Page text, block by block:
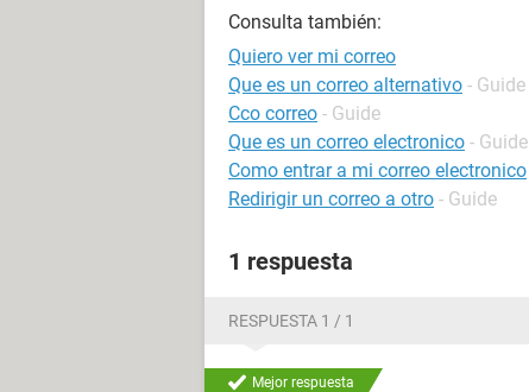
Consulta también:
Quiero ver mi correo
Que es un correo alternativo - Guide
Cco correo - Guide
Que es un correo electronico - Guide
Como entrar a mi correo electronico
Redirigir un correo a otro - Guide
1 respuesta
RESPUESTA 1 / 1
Mejor respuesta